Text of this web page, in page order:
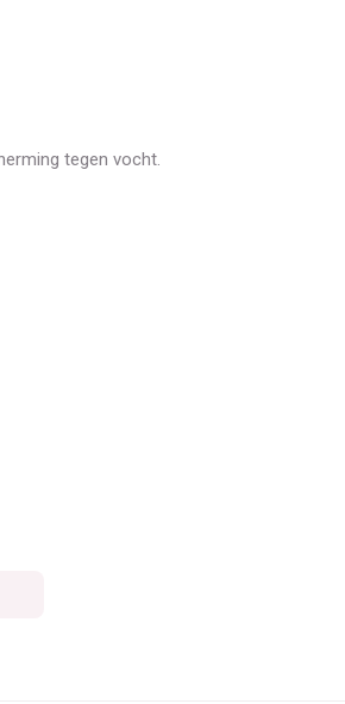
tegen vocht.